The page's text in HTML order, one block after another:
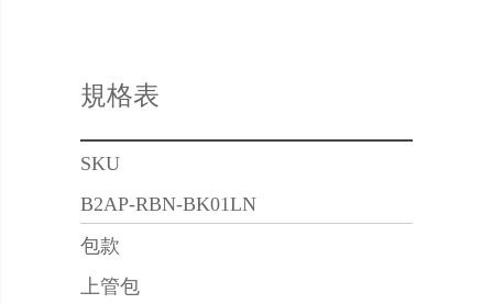
規格表
SKU
B2AP-RBN-BK01LN
包款
上管包